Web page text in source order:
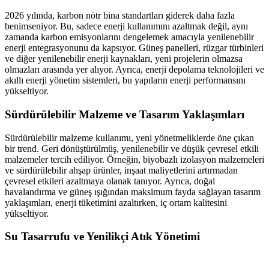
2026 yılında, karbon nötr bina standartları giderek daha fazla
benimseniyor. Bu, sadece enerji kullanımını azaltmak değil, aynı
zamanda karbon emisyonlarını dengelemek amacıyla yenilenebilir
enerji entegrasyonunu da kapsıyor. Güneş panelleri, rüzgar türbinleri
ve diğer yenilenebilir enerji kaynakları, yeni projelerin olmazsa
olmazları arasında yer alıyor. Ayrıca, enerji depolama teknolojileri ve
akıllı enerji yönetim sistemleri, bu yapıların enerji performansını
yükseltiyor.
Sürdürülebilir Malzeme ve Tasarım Yaklaşımları
Sürdürülebilir malzeme kullanımı, yeni yönetmeliklerde öne çıkan
bir trend. Geri dönüştürülmüş, yenilenebilir ve düşük çevresel etkili
malzemeler tercih ediliyor. Örneğin, biyobazlı izolasyon malzemeleri
ve sürdürülebilir ahşap ürünler, inşaat maliyetlerini artırmadan
çevresel etkileri azaltmaya olanak tanıyor. Ayrıca, doğal
havalandırma ve güneş ışığından maksimum fayda sağlayan tasarım
yaklaşımları, enerji tüketimini azaltırken, iç ortam kalitesini
yükseltiyor.
Su Tasarrufu ve Yenilikçi Atık Yönetimi